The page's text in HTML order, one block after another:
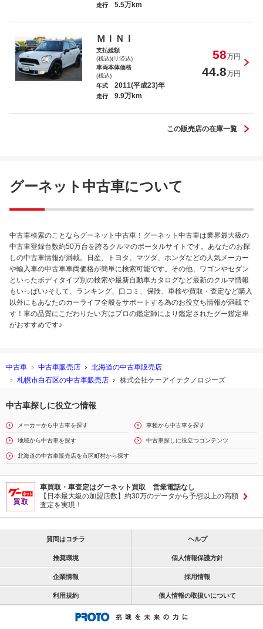
タンク Ｇ コージーエディション Ｓ
Ａ３
走行 5.5万km
ＭＩＮＩ
支払総額
(税込)(リ済込)
58万円
車両本体価格
(税込)
44.8万円
年式 2011(平成23)年
走行 9.9万km
この販売店の在庫一覧
グーネット中古車について
中古車検索のことならグーネット中古車！グーネット中古車は業界最大級の
中古車登録台数約50万台を誇るクルマのポータルサイトです。あなたのお探
しの中古車情報が満載。日産、トヨタ、マツダ、ホンダなどの人気メーカー
や輸入車の中古車車両価格が簡単に検索可能です。その他、ワゴンやセダン
といったボディタイプ別の検索や最新自動車カタログなど最新のクルマ情報
もいっぱい♪そして、ランキング、口コミ、保険、車検や買取・査定など購入
以外にもあなたのカーライフ全般をサポートする為のお役立ち情報が満載で
す！車の品質にこだわりたい方はプロの鑑定師により鑑定されたグー鑑定車
がおすすめです♪
中古車 中古車販売店
北海道の中古車販売店
札幌市白石区の中古車販売店
株式会社ケーアイテクノロジーズ
中古車探しに役立つ情報
メーカーから中古車を探す 車種から中古車を探す
地域から中古車を探す 中古車探しに役立つコンテンツ
北海道の中古車販売店を市区町村から探す
車買取・車査定はグーネット買取 営業電話なし
【日本最大級の加盟店数】約30万のデータから予想以上の高額
査定を実現！
質問はコチラ ヘルプ
推奨環境 個人情報保護方針
企業情報 採用情報
利用規約 個人情報の取扱いについて